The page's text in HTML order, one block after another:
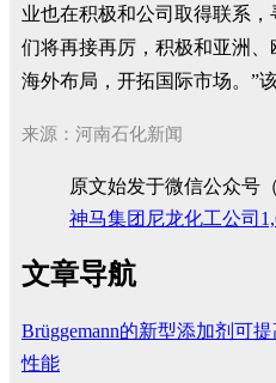
业也在积极和公司取得联系
们将再接再厉，积极和亚洲
海外布局，开拓国际市场。”
来源：河南石化新闻
原文始发于微信公众号
神马集团尼龙化工公司
文章导航
Brüggemann的新型添加剂可
性能